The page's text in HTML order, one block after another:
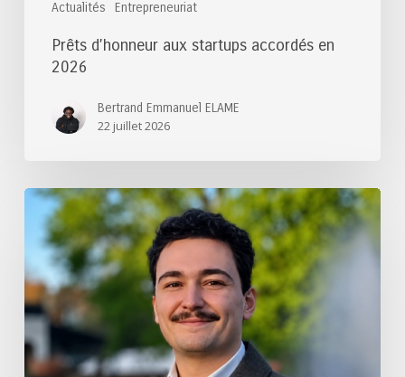
Actualités Entrepreneuriat
Prêts d’honneur aux startups accordés en
2026
Bertrand Emmanuel ELAME
22 juillet 2026
Félicitations
lauréat
du
Prix
de
thèse
des